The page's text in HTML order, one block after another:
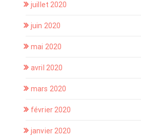
juillet 2020
juin 2020
mai 2020
avril 2020
mars 2020
février 2020
janvier 2020